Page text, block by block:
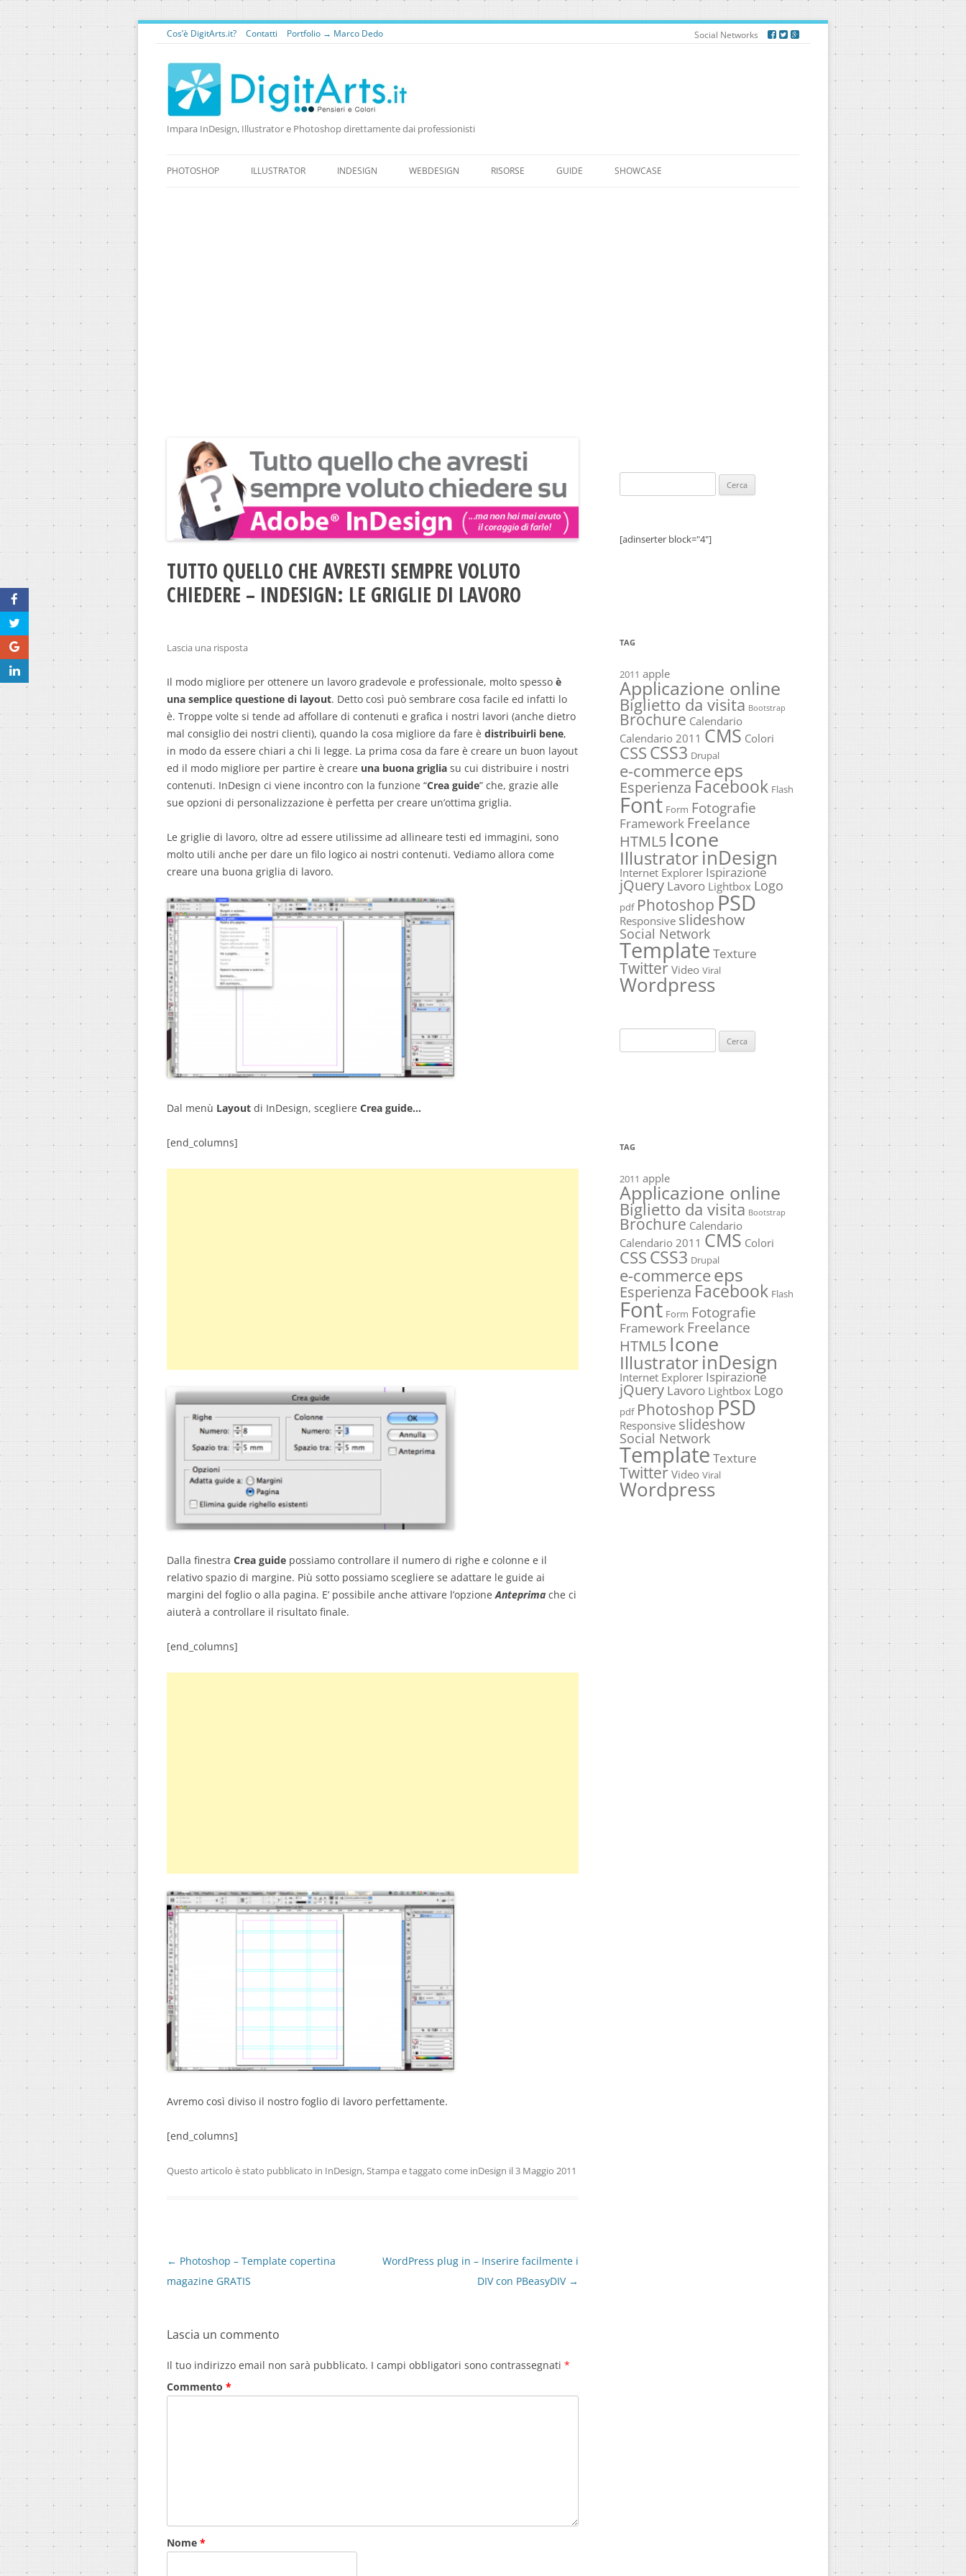
Cos’è DigitArts.it? Contatti Portfolio → Marco Dedo Social Networks
Impara InDesign, Illustrator e Photoshop direttamente dai professionisti
PHOTOSHOP ILLUSTRATOR INDESIGN WEBDESIGN RISORSE GUIDE SHOWCASE
TUTTO QUELLO CHE AVRESTI SEMPRE VOLUTO
CHIEDERE – INDESIGN: LE GRIGLIE DI LAVORO
Lascia una risposta
Il modo migliore per ottenere un lavoro gradevole e professionale, molto spesso è
una semplice questione di layout. Detto così può sembrare cosa facile ed infatti lo
è. Troppe volte si tende ad affollare di contenuti e grafica i nostri lavori (anche dietro
mal consiglio dei nostri clienti), quando la cosa migliore da fare è distribuirli bene,
in modo da essere chiari a chi li legge. La prima cosa da fare è creare un buon layout
ed il modo migliore per partire è creare una buona griglia su cui distribuire i nostri
contenuti. InDesign ci viene incontro con la funzione “Crea guide” che, grazie alle
sue opzioni di personalizzazione è perfetta per creare un’ottima griglia.
Le griglie di lavoro, oltre ad essere utilissime ad allineare testi ed immagini, sono
molto utili anche per dare un filo logico ai nostri contenuti. Vediamo allora come
creare una buona griglia di lavoro.
Dal menù Layout di InDesign, scegliere Crea guide…
[end_columns]
Dalla finestra Crea guide possiamo controllare il numero di righe e colonne e il
relativo spazio di margine. Più sotto possiamo scegliere se adattare le guide ai
margini del foglio o alla pagina. E’ possibile anche attivare l’opzioneAnteprima che ci
aiuterà a controllare il risultato finale.
[end_columns]
Avremo così diviso il nostro foglio di lavoro perfettamente.
[end_columns]
Questo articolo è stato pubblicato in InDesign, Stampa e taggato come inDesign il3 Maggio 2011
Navigazione
articolo
← Photoshop – Template copertina
magazine GRATIS
WordPress plug in – Inserire facilmente i
DIV con PBeasyDIV →
Lascia un commento
Il tuo indirizzo email non sarà pubblicato. I campi obbligatori sono contrassegnati *
Commento *
Nome *
per:
[adinserter block="4"]
TAG
2011 apple
Applicazione online
Biglietto da visita Bootstrap
Brochure Calendario
Calendario 2011 CMS Colori
CSSCSS3 Drupal
e-commerceeps
Esperienza Facebook Flash
Font Form Fotografie
Framework Freelance
HTML5 Icone
IllustratorinDesign
Internet Explorer Ispirazione
jQuery Lavoro Lightbox Logo
pdf PhotoshopPSD
Responsive slideshow
Social Network
Template Texture
TwitterVideo Viral
Wordpress
per:
TAG
2011 apple
Applicazione online
Biglietto da visita Bootstrap
Brochure Calendario
Calendario 2011 CMS Colori
CSSCSS3 Drupal
e-commerceeps
Esperienza Facebook Flash
Font Form Fotografie
Framework Freelance
HTML5 Icone
IllustratorinDesign
Internet Explorer Ispirazione
jQuery Lavoro Lightbox Logo
pdf PhotoshopPSD
Responsive slideshow
Social Network
Template Texture
TwitterVideo Viral
Wordpress